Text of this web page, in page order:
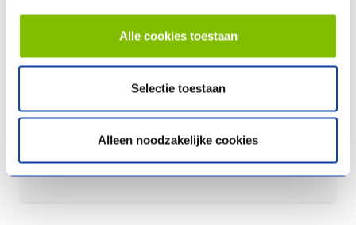
Alle cookies toestaan
Selectie toestaan
Alleen noodzakelijke cookies
(U kan best even controleren in welke filialen er
nog stock is.)
Sanicomfort
Alsan